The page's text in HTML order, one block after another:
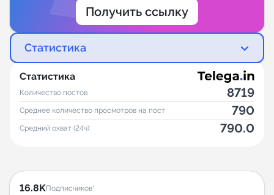
Получить ссылку
Статистика
Статистика
Количество постов 8719
Среднее количество просмотров на пост 790
Средний охват (24ч) 790.0
16.8KПодписчиков*